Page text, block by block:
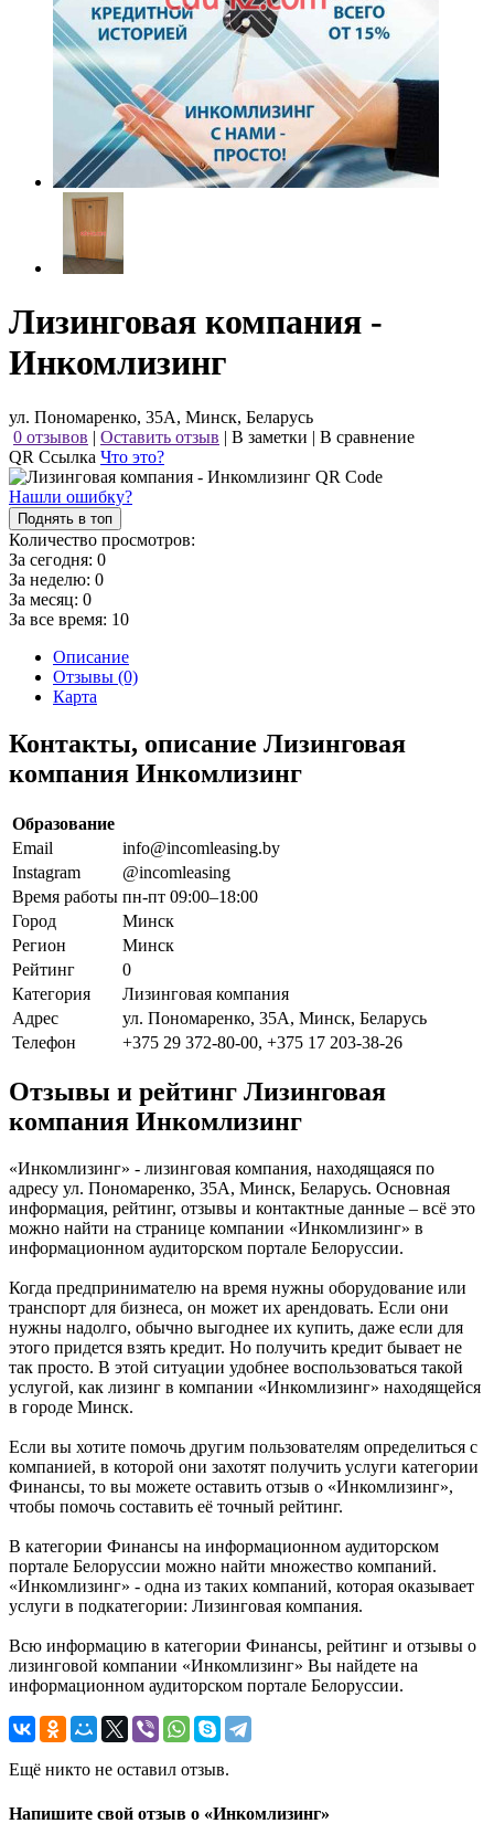
Лизинговая компания -
Инкомлизинг
ул. Пономаренко, 35А, Минск, Беларусь
0 отзывов | Оставить отзыв | В заметки | В сравнение
QR Ссылка Что это?
Нашли ошибку?
Поднять в топ
Количество просмотров:
За сегодня: 0
За неделю: 0
За месяц: 0
За все время: 10
Описание
Отзывы (0)
Карта
Контакты, описание Лизинговая
компания Инкомлизинг
Образование
Email
info@incomleasing.by
Instagram
@incomleasing
Время работы пн-пт 09:00–18:00
Город
Минск
Регион
Минск
Рейтинг
0
Категория
Лизинговая компания
Адрес
ул. Пономаренко, 35А, Минск, Беларусь
Телефон
+375 29 372-80-00, +375 17 203-38-26
Отзывы и рейтинг Лизинговая
компания Инкомлизинг
«Инкомлизинг» - лизинговая компания, находящаяся по
адресу ул. Пономаренко, 35А, Минск, Беларусь. Основная
информация, рейтинг, отзывы и контактные данные – всё это
можно найти на странице компании «Инкомлизинг» в
информационном аудиторском портале Белоруссии.
Когда предпринимателю на время нужны оборудование или
транспорт для бизнеса, он может их арендовать. Если они
нужны надолго, обычно выгоднее их купить, даже если для
этого придется взять кредит. Но получить кредит бывает не
так просто. В этой ситуации удобнее воспользоваться такой
услугой, как лизинг в компании «Инкомлизинг» находящейся
в городе Минск.
Если вы хотите помочь другим пользователям определиться с
компанией, в которой они захотят получить услуги категории
Финансы, то вы можете оставить отзыв о «Инкомлизинг»,
чтобы помочь составить её точный рейтинг.
В категории Финансы на информационном аудиторском
портале Белоруссии можно найти множество компаний.
«Инкомлизинг» - одна из таких компаний, которая оказывает
услуги в подкатегории: Лизинговая компания.
Всю информацию в категории Финансы, рейтинг и отзывы о
лизинговой компании «Инкомлизинг» Вы найдете на
информационном аудиторском портале Белоруссии.
Ещё никто не оставил отзыв.
Напишите свой отзыв о «Инкомлизинг»